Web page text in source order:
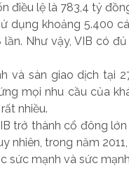
điều lệ là 783,4 tỷ
dụng khoảng 5.400
Như vậy, VIB có
và sàn giao dịch tại
mọi nhu cầu của
nhiều.
trở thành cổ đông
nhiên, trong năm
sức mạnh và sức